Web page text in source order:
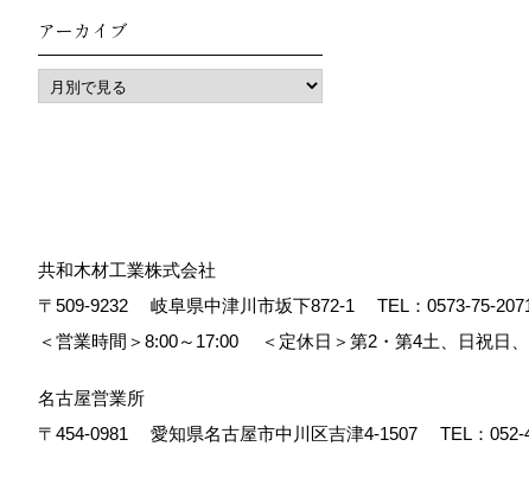
アーカイブ
共和木材工業株式会社
〒509-9232
岐阜県中津川市坂下872‐1 TEL： 0573-75-
＜営業時間＞8:00～17:00
＜定休日＞第2・第4土、日祝日
名古屋営業所
〒454-0981
愛知県名古屋市中川区吉津4-1507 TEL： 052-